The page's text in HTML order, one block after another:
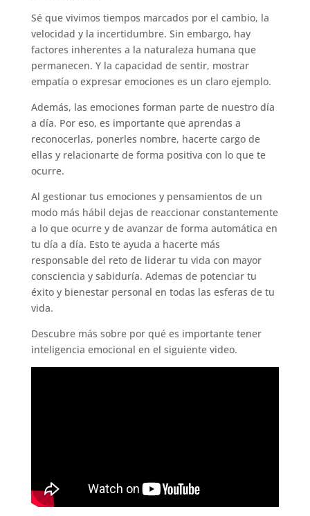
Sé que vivimos tiempos marcados por el cambio, la
velocidad y la incertidumbre. Sin embargo, hay
factores inherentes a la naturaleza humana que
permanecen. Y la capacidad de sentir, mostrar
empatía o expresar emociones es un claro ejemplo.
Además, las emociones forman parte de nuestro día
a día. Por eso, es importante que aprendas a
reconocerlas, ponerles nombre, hacerte cargo de
ellas y relacionarte de forma positiva con lo que te
ocurre.
Al gestionar tus emociones y pensamientos de un
modo más hábil dejas de reaccionar constantemente
a lo que ocurre y de avanzar de forma automática en
tu día a día. Esto te ayuda a hacerte más
responsable del reto de liderar tu vida con mayor
consciencia y sabiduría. Ademas de potenciar tu
éxito y bienestar personal en todas las esferas de tu
vida.
Descubre más sobre por qué es importante tener
inteligencia emocional en el siguiente video.